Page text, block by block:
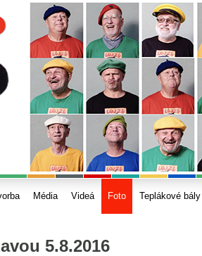
Média Videá Foto Teplákové bály
5.8.2016